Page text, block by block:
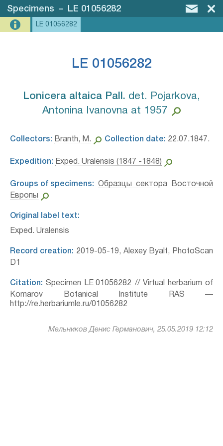
Specimens – LE 01056282
LE 01056282
LE 01056282
Lonicera altaica Pall.⁣ det. Pojarkova,
Antonina Ivanovna at 1957
Collectors: Branth, M. Collection date: 22.07.1847.
Expedition: Exped. Uralensis (1847 -1848)
Groups of specimens:
Образцы сектора Восточной
Европы
Original label text:
Exped. Uralensis
Record creation: 2019-05-19, Alexey Byalt, PhotoScan
D1
Citation: Specimen LE 01056282 // Virtual herbarium of
Komarov Botanical Institute RAS —
http://re.herbariumle.ru/01056282
Мельников Денис Германович, 25.05.2019 12:12